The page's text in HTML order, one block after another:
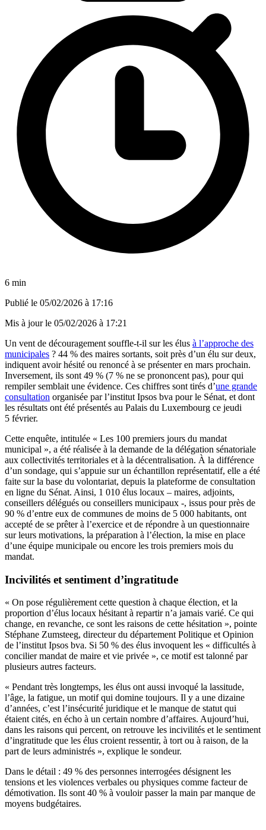
6 min
Publié le 05/02/2026 à 17:16
Mis à jour le 05/02/2026 à 17:21
Un vent de découragement souffle-t-il sur les élus à l’approche des
municipales ? 44 % des maires sortants, soit près d’un élu sur deux,
indiquent avoir hésité ou renoncé à se présenter en mars prochain.
Inversement, ils sont 49 % (7 % ne se prononcent pas), pour qui
rempiler semblait une évidence. Ces chiffres sont tirés d’une grande
consultation organisée par l’institut Ipsos bva pour le Sénat, et dont
les résultats ont été présentés au Palais du Luxembourg ce jeudi
5 février.
Cette enquête, intitulée « Les 100 premiers jours du mandat
municipal », a été réalisée à la demande de la délégation sénatoriale
aux collectivités territoriales et à la décentralisation. À la différence
d’un sondage, qui s’appuie sur un échantillon représentatif, elle a été
faite sur la base du volontariat, depuis la plateforme de consultation
en ligne du Sénat. Ainsi, 1 010 élus locaux – maires, adjoints,
conseillers délégués ou conseillers municipaux -, issus pour près de
90 % d’entre eux de communes de moins de 5 000 habitants, ont
accepté de se prêter à l’exercice et de répondre à un questionnaire
sur leurs motivations, la préparation à l’élection, la mise en place
d’une équipe municipale ou encore les trois premiers mois du
mandat.
Incivilités et sentiment d’ingratitude
« On pose régulièrement cette question à chaque élection, et la
proportion d’élus locaux hésitant à repartir n’a jamais varié. Ce qui
change, en revanche, ce sont les raisons de cette hésitation », pointe
Stéphane Zumsteeg, directeur du département Politique et Opinion
de l’institut Ipsos bva. Si 50 % des élus invoquent les « difficultés à
concilier mandat de maire et vie privée », ce motif est talonné par
plusieurs autres facteurs.
« Pendant très longtemps, les élus ont aussi invoqué la lassitude,
l’âge, la fatigue, un motif qui domine toujours. Il y a une dizaine
d’années, c’est l’insécurité juridique et le manque de statut qui
étaient cités, en écho à un certain nombre d’affaires. Aujourd’hui,
dans les raisons qui percent, on retrouve les incivilités et le sentiment
d’ingratitude que les élus croient ressentir, à tort ou à raison, de la
part de leurs administrés », explique le sondeur.
Dans le détail : 49 % des personnes interrogées désignent les
tensions et les violences verbales ou physiques comme facteur de
démotivation. Ils sont 40 % à vouloir passer la main par manque de
moyens budgétaires.